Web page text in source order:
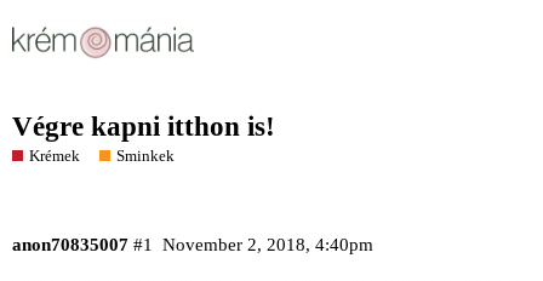
Végre kapni itthon is!
Krémek Sminkek
anon70835007 November 2, 2018, 4:40pm
#1